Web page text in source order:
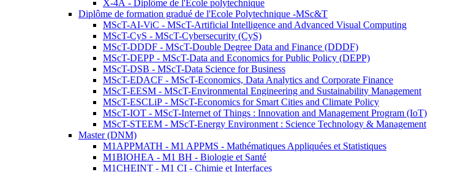
X-4A - Diplôme de l'Ecole polytechnique
Diplôme de formation gradué de l'Ecole Polytechnique -MSc&T
MScT-AI-ViC - MScT-Artificial Intelligence and Advanced Visual Computing
MScT-CyS - MScT-Cybersecurity (CyS)
MScT-DDDF - MScT-Double Degree Data and Finance (DDDF)
MScT-DEPP - MScT-Data and Economics for Public Policy (DEPP)
MScT-DSB - MScT-Data Science for Business
MScT-EDACF - MScT-Economics, Data Analytics and Corporate Finance
MScT-EESM - MScT-Environmental Engineering and Sustainability Management
MScT-ESCLiP - MScT-Economics for Smart Cities and Climate Policy
MScT-IOT - MScT-Internet of Things : Innovation and Management Program (IoT)
MScT-STEEM - MScT-Energy Environment : Science Technology & Management
Master (DNM)
M1APPMATH - M1 APPMS - Mathématiques Appliquées et Statistiques
M1BIOHEA - M1 BH - Biologie et Santé
M1CHEINT - M1 CI - Chimie et Interfaces